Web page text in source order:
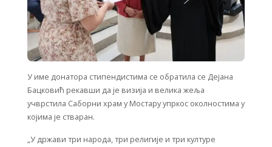
У име донатора стипендистима се обратила се Дејана
Бацковић рекавши да је визија и велика жеља
учврстила Саборни храм у Мостару упркос околностима у
којима је стваран.
„У држави три народа, три религије и три културе